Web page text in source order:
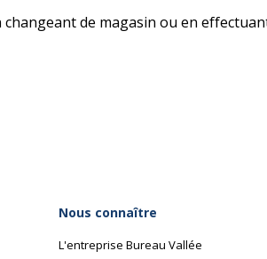
changeant de magasin ou en
Nous connaître
L'entreprise Bureau Vallée